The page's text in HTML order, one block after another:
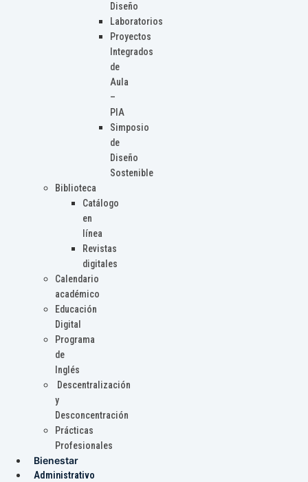
Diseño
Laboratorios
Proyectos
Integrados
de
Aula
–
PIA
Simposio
de
Diseño
Sostenible
Biblioteca
Catálogo
en
línea
Revistas
digitales
Calendario
académico
Educación
Digital
Programa
de
Inglés
Descentralización
y
Desconcentración
Prácticas
Profesionales
Bienestar
Administrativo